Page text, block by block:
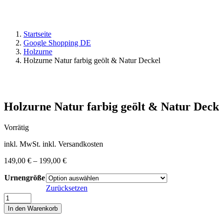
Startseite
Google Shopping DE
Holzurne
Holzurne Natur farbig geölt & Natur Deckel
Holzurne Natur farbig geölt & Natur
Vorrätig
inkl. MwSt. inkl. Versandkosten
149,00 € – 199,00 €
Urnengröße
Zurücksetzen
Holzurne
Natur
farbig
In den Warenkorb